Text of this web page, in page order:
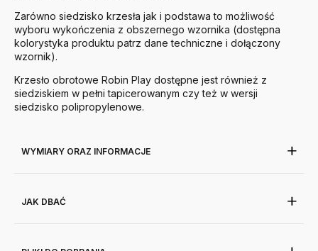
Zarówno siedzisko krzesła jak i podstawa to możliwość
wyboru wykończenia z obszernego wzornika (dostępna
kolorystyka produktu patrz dane techniczne i dołączony
wzornik).
Krzesło obrotowe Robin Play dostępne jest również z
siedziskiem w pełni tapicerowanym czy też w wersji
siedzisko polipropylenowe.
WYMIARY ORAZ INFORMACJE
JAK DBAĆ